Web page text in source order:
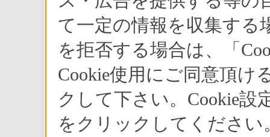
て一定の情報を収集する
を拒否する場合は、「
Cookie使用にご同意頂け
クして下さい。Cookie設
をクリックしてください